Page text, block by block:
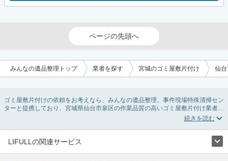
ページの先頭へ
みんなの遺品整理トップ 業者を探す 宮城のゴミ屋敷片付け 仙
ゴミ屋敷片付けの依頼をお考えなら、みんなの遺品整理。事件現場特殊清掃セン
ターと提携しており、宮城県仙台市泉区の作業品質の高いゴミ屋敷片付け業者を
掲載しています。汚部屋の片付けに伴う不用品の処分・回収・引き取りから、外
絞り込み条件を利用し検索してみましょう。ゴミ屋敷になってしまう方は高齢で
体力的に掃除するのが難しい、認知症やセルフネグレクトになってしまう、精神
LIFULLの関連サービス